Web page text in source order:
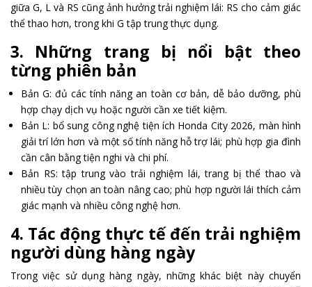
giữa G, L và RS cũng ảnh hưởng trải nghiệm lái: RS cho cảm giác
thể thao hơn, trong khi G tập trung thực dụng.
3. Những trang bị nổi bật theo
từng phiên bản
Bản G: đủ các tính năng an toàn cơ bản, dễ bảo dưỡng, phù
hợp chạy dịch vụ hoặc người cần xe tiết kiệm.
Bản L: bổ sung công nghệ tiện ích Honda City 2026, màn hình
giải trí lớn hơn và một số tính năng hỗ trợ lái; phù hợp gia đình
cần cân bằng tiện nghi và chi phí.
Bản RS: tập trung vào trải nghiệm lái, trang bị thể thao và
nhiều tùy chọn an toàn nâng cao; phù hợp người lái thích cảm
giác mạnh và nhiều công nghệ hơn.
4. Tác động thực tế đến trải nghiệm
người dùng hàng ngày
Trong việc sử dụng hàng ngày, những khác biệt này chuyển